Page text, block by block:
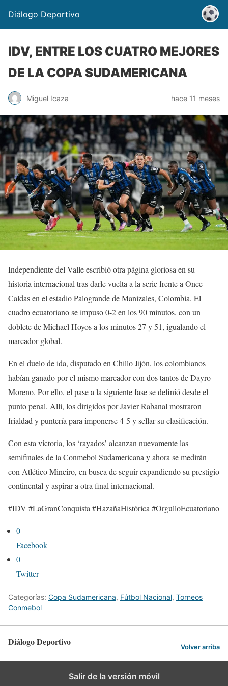
Diálogo Deportivo
IDV, ENTRE LOS CUATRO MEJORES
DE LA COPA SUDAMERICANA
Miguel Icaza hace 11 meses
Independiente del Valle escribió otra página gloriosa en su
historia internacional tras darle vuelta a la serie frente a Once
Caldas en el estadio Palogrande de Manizales, Colombia. El
cuadro ecuatoriano se impuso 0-2 en los 90 minutos, con un
doblete de Michael Hoyos a los minutos 27 y 51, igualando el
marcador global.
En el duelo de ida, disputado en Chillo Jijón, los colombianos
habían ganado por el mismo marcador con dos tantos de Dayro
Moreno. Por ello, el pase a la siguiente fase se definió desde el
punto penal. Allí, los dirigidos por Javier Rabanal mostraron
frialdad y puntería para imponerse 4-5 y sellar su clasificación.
Con esta victoria, los ‘rayados’ alcanzan nuevamente las
semifinales de la Conmebol Sudamericana y ahora se medirán
con Atlético Mineiro, en busca de seguir expandiendo su prestigio
continental y aspirar a otra final internacional.
#IDV #LaGranConquista #HazañaHistórica #OrgulloEcuatoriano
0
Facebook
0
Twitter
Categorías: Copa Sudamericana, Fútbol Nacional, Torneos
Conmebol
Diálogo Deportivo Volver arriba
Salir de la versión móvil